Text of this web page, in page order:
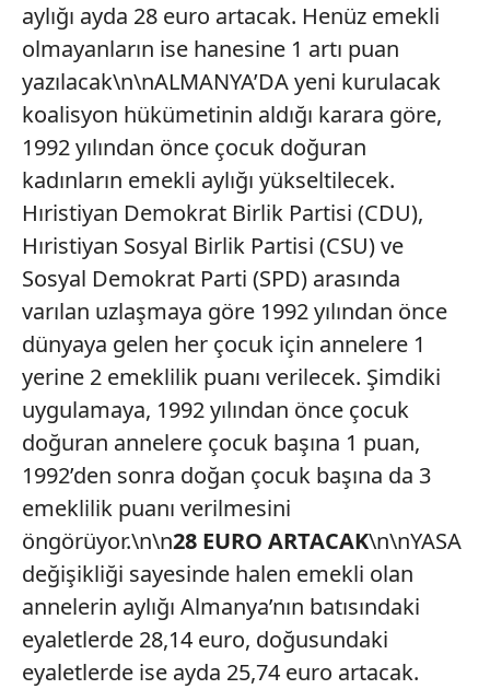
aylığı ayda 28 euro artacak. Henüz emekli
olmayanların ise hanesine 1 artı puan
yazılacak\n\nALMANYA’DA yeni kurulacak
koalisyon hükümetinin aldığı karara göre,
1992 yılından önce çocuk doğuran
kadınların emekli aylığı yükseltilecek.
Hıristiyan Demokrat Birlik Partisi (CDU),
Hıristiyan Sosyal Birlik Partisi (CSU) ve
Sosyal Demokrat Parti (SPD) arasında
varılan uzlaşmaya göre 1992 yılından önce
dünyaya gelen her çocuk için annelere 1
yerine 2 emeklilik puanı verilecek. Şimdiki
uygulamaya, 1992 yılından önce çocuk
doğuran annelere çocuk başına 1 puan,
1992’den sonra doğan çocuk başına da 3
emeklilik puanı verilmesini
öngörüyor.\n\n28 EURO ARTACAK\n\nYASA
değişikliği sayesinde halen emekli olan
annelerin aylığı Almanya’nın batısındaki
eyaletlerde 28,14 euro, doğusundaki
eyaletlerde ise ayda 25,74 euro artacak.